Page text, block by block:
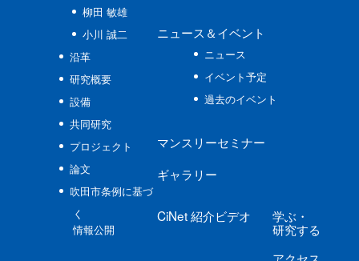
柳田 敏雄
小川 誠二
沿革
研究概要
設備
共同研究
プロジェクト
論文
吹田市条例に基づ
く
情報公開
ニュース ＆イベント
ニュース
イベント予定
過去のイベント
マンスリーセミナー
ギャラリー
CiNet紹介ビデオ 学ぶ ・
研究する